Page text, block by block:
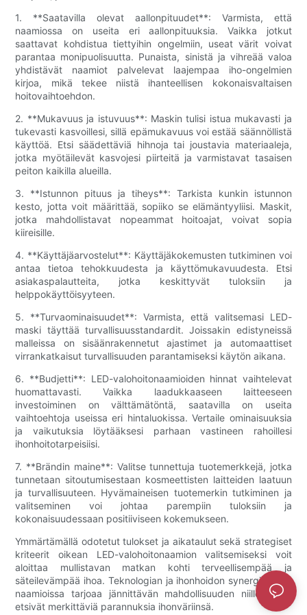
1. **Saatavilla olevat aallonpituudet**: Varmista, että
naamiossa on useita eri aallonpituuksia. Vaikka jotkut
saattavat kohdistua tiettyihin ongelmiin, useat värit voivat
parantaa monipuolisuutta. Punaista, sinistä ja vihreää valoa
yhdistävät naamiot palvelevat laajempaa iho-ongelmien
kirjoa, mikä tekee niistä ihanteellisen kokonaisvaltaisen
hoitovaihtoehdon.
2. **Mukavuus ja istuvuus**: Maskin tulisi istua mukavasti ja
tukevasti kasvoillesi, sillä epämukavuus voi estää säännöllistä
käyttöä. Etsi säädettäviä hihnoja tai joustavia materiaaleja,
jotka myötäilevät kasvojesi piirteitä ja varmistavat tasaisen
peiton kaikilla alueilla.
3. **Istunnon pituus ja tiheys**: Tarkista kunkin istunnon
kesto, jotta voit määrittää, sopiiko se elämäntyyliisi. Maskit,
jotka mahdollistavat nopeammat hoitoajat, voivat sopia
kiireisille.
4. **Käyttäjäarvostelut**: Käyttäjäkokemusten tutkiminen voi
antaa tietoa tehokkuudesta ja käyttömukavuudesta. Etsi
asiakaspalautteita, jotka keskittyvät tuloksiin ja
helppokäyttöisyyteen.
5. **Turvaominaisuudet**: Varmista, että valitsemasi LED-
maski täyttää turvallisuusstandardit. Joissakin edistyneissä
malleissa on sisäänrakennetut ajastimet ja automaattiset
virrankatkaisut turvallisuuden parantamiseksi käytön aikana.
6. **Budjetti**: LED-valohoitonaamioiden hinnat vaihtelevat
huomattavasti. Vaikka laadukkaaseen laitteeseen
investoiminen on välttämätöntä, saatavilla on useita
vaihtoehtoja useissa eri hintaluokissa. Vertaile ominaisuuksia
ja vaikutuksia löytääksesi parhaan vastineen rahoillesi
ihonhoitotarpeisiisi.
7. **Brändin maine**: Valitse tunnettuja tuotemerkkejä, jotka
tunnetaan sitoutumisestaan ​​kosmeettisten laitteiden laatuun
ja turvallisuuteen. Hyvämaineisen tuotemerkin tutkiminen ja
valitseminen voi johtaa parempiin tuloksiin ja
kokonaisuudessaan positiiviseen kokemukseen.
Ymmärtämällä odotetut tulokset ja aikataulut sekä strategiset
kriteerit oikean LED-valohoitonaamion valitsemiseksi voit
aloittaa mullistavan matkan kohti terveellisempää ja
säteilevämpää ihoa. Teknologian ja ihonhoidon synergia LED-
naamioissa tarjoaa jännittävän mahdollisuuden niille, jotka
etsivät merkittäviä parannuksia ihonväriinsä.